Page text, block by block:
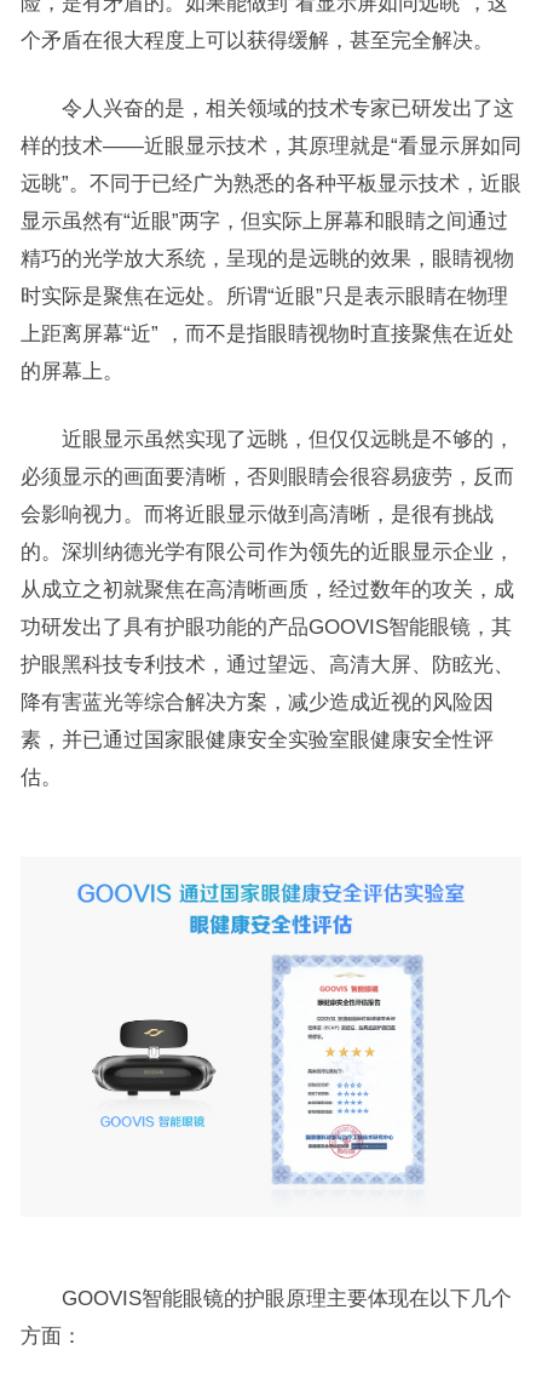
个矛盾在很大程度上可以获得缓解，甚至完全解决。
令人兴奋的是，相关领域的技术专家已研发出了这
样的技术——近眼显示技术，其原理就是“看显示屏如同
远眺”。不同于已经广为熟悉的各种平板显示技术，近眼
显示虽然有“近眼”两字，但实际上屏幕和眼睛之间通过
精巧的光学放大系统，呈现的是远眺的效果，眼睛视物
时实际是聚焦在远处。所谓“近眼”只是表示眼睛在物理
上距离屏幕“近” ，而不是指眼睛视物时直接聚焦在近处
的屏幕上。
近眼显示虽然实现了远眺，但仅仅远眺是不够的，
必须显示的画面要清晰，否则眼睛会很容易疲劳，反而
会影响视力。而将近眼显示做到高清晰，是很有挑战
的。深圳纳德光学有限公司作为领先的近眼显示企业，
从成立之初就聚焦在高清晰画质，经过数年的攻关，成
功研发出了具有护眼功能的产品GOOVIS智能眼镜，其
护眼黑科技专利技术，通过望远、高清大屏、防眩光、
降有害蓝光等综合解决方案，减少造成近视的风险因
素，并已通过国家眼健康安全实验室眼健康安全性评
估。
GOOVIS智能眼镜的护眼原理主要体现在以下几个
方面：